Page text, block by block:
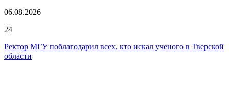
06.08.2026
24
Ректор МГУ поблагодарил всех, кто искал ученого в Тверской
области